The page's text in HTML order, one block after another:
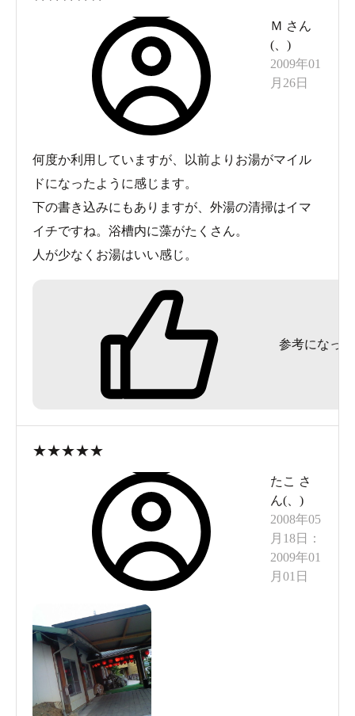
Ｍ さん
(
)
2009年01
月26日
何度か利用していますが、以前よりお湯がマイル
ドになったように感じます。
下の書き込みにもありますが、外湯の清掃はイマ
イチですね。浴槽内に藻がたくさん。
人が少なくお湯はいい感じ。
参考になった
★★★★★
たこ さ
ん(
)
2008年05
月18日
：
2009年01
月01日